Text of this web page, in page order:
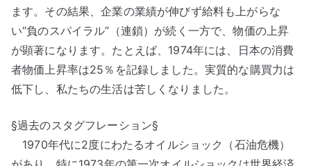
ます。その結果、企業の業績が伸びず給料も上がらな
い“負のスパイラル”（連鎖）が続く一方で、物価の上昇
が顕著になります。たとえば、1974年には、日本の消費
者物価上昇率は25％を記録しました。実質的な購買力は
低下し、私たちの生活は苦しくなりました。
§過去のスタグフレーション§
1970年代に2度にわたるオイルショック（石油危機）